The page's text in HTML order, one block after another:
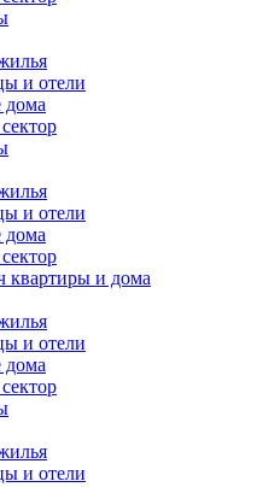
и отели
дома
и отели
дома
квартиры и дома
и отели
дома
и отели